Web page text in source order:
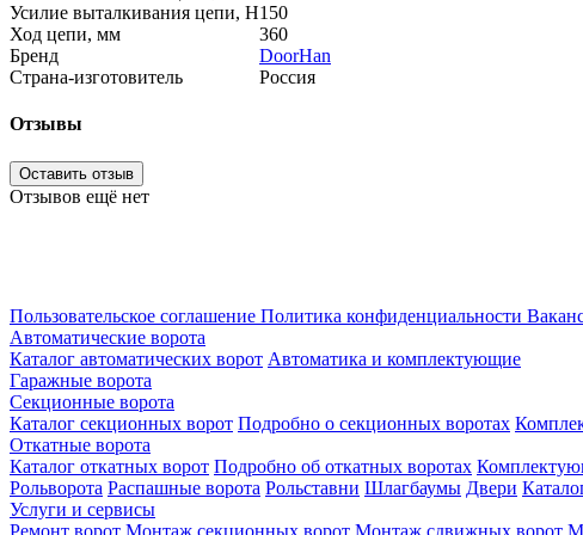
Усилие выталкивания цепи, Н150
Ход цепи, мм
360
Бренд
DoorHan
Страна-изготовитель
Россия
Отзывы
Оставить отзыв
Отзывов ещё нет
Пользовательское соглашение Политика конфиденциальности
Автоматические ворота
Каталог автоматических ворот Автоматика и комплектующие
Гаражные ворота
Секционные ворота
Каталог секционных ворот Подробно о секционных воротах
Откатные ворота
Каталог откатных ворот Подробно об откатных воротах
Рольворота Распашные ворота Рольставни Шлагбаумы Двери
Услуги и сервисы
Ремонт ворот Монтаж секционных ворот Монтаж сдвижных ворот